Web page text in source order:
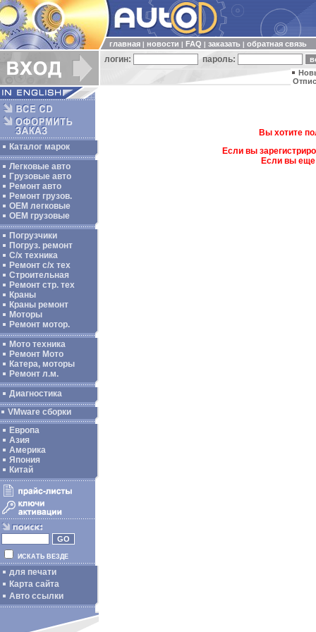
главная новости FAQ заказать обратная связь
логин: пароль:
Каталог марок
Легковые авто
Грузовые авто
Ремонт авто
Ремонт грузов.
ОЕМ легковые
OEM грузовые
Погрузчики
Погруз. ремонт
С/х техника
Ремонт с/х тех
Строительная
Ремонт стр. тех
Краны
Краны ремонт
Моторы
Ремонт мотор.
Мото техника
Ремонт Мото
Катера, моторы
Ремонт л.м.
Диагностика
VMware сборки
Европа
Азия
Америка
Япония
Китай
ИСКАТЬ ВЕЗДЕ
для печати
Карта сайта
Авто ссылки
Вы хотите
Если вы
Если вы еще